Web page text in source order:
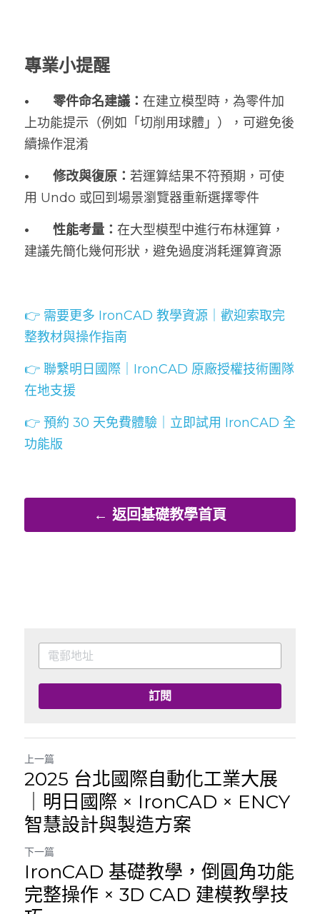
專業小提醒
•	零件命名建議： 在建立模型時，為零件加
上功能提示（例如「切削用球體」），可避免後
續操作混淆
•	修改與復原： 若運算結果不符預期，可使
用 Undo 或回到場景瀏覽器重新選擇零件
•	性能考量： 在大型模型中進行布林運算，
建議先簡化幾何形狀，避免過度消耗運算資源
👉 需要更多 IronCAD 教學資源｜歡迎索取完
整教材與操作指南
👉 聯繫明日國際｜IronCAD 原廠授權技術團隊
在地支援
👉 預約 30 天免費體驗｜立即試用 IronCAD 全
功能版
← 返回基礎教學首頁
訂閱
上一篇
2025 台北國際自動化工業大展
｜明日國際 × IronCAD × ENCY
智慧設計與製造方案
下一篇
IronCAD 基礎教學，倒圓角功能
完整操作 × 3D CAD 建模教學技